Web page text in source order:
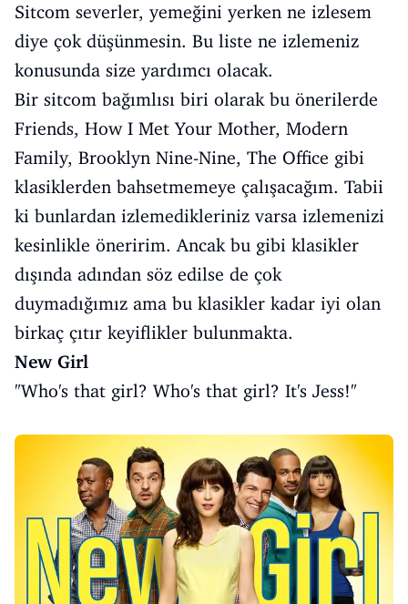
Sitcom severler, yemeğini yerken ne izlesem
diye çok düşünmesin. Bu liste ne izlemeniz
konusunda size yardımcı olacak.
Bir sitcom bağımlısı biri olarak bu önerilerde
Friends, How I Met Your Mother, Modern
Family, Brooklyn Nine-Nine, The Office gibi
klasiklerden bahsetmemeye çalışacağım. Tabii
ki bunlardan izlemedikleriniz varsa izlemenizi
kesinlikle öneririm. Ancak bu gibi klasikler
dışında adından söz edilse de çok
duymadığımız ama bu klasikler kadar iyi olan
birkaç çıtır keyiflikler bulunmakta.
New Girl
"Who's that girl? Who's that girl? It's Jess!"